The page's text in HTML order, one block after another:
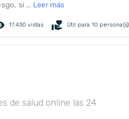
si ... Leer más
17.430 vistas volunteer_activism Útil para 10 persona(s)
de salud online las 24